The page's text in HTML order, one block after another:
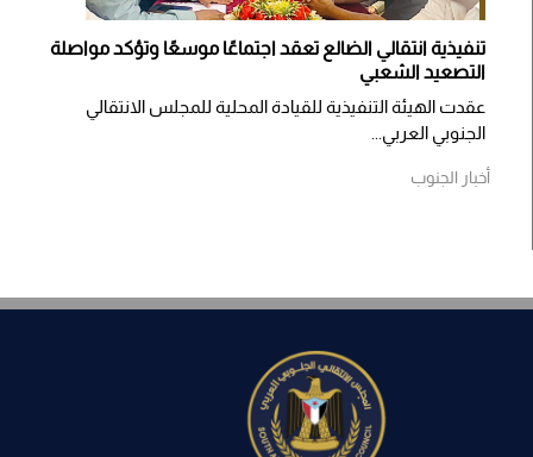
تنفيذية انتقالي الضالع تعقد اجتماعًا موسعًا وتؤكد مواصلة
التصعيد الشعبي
عقدت الهيئة التنفيذية للقيادة المحلية للمجلس الانتقالي
الجنوبي العربي...
أخبار الجنوب